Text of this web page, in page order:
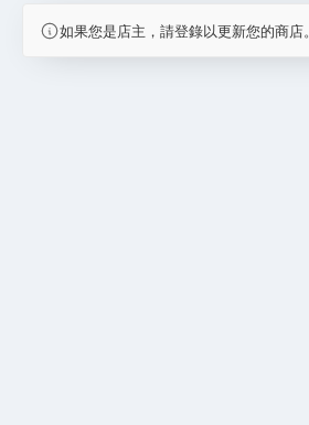
如果您是店主，請登錄以更新您的商店。